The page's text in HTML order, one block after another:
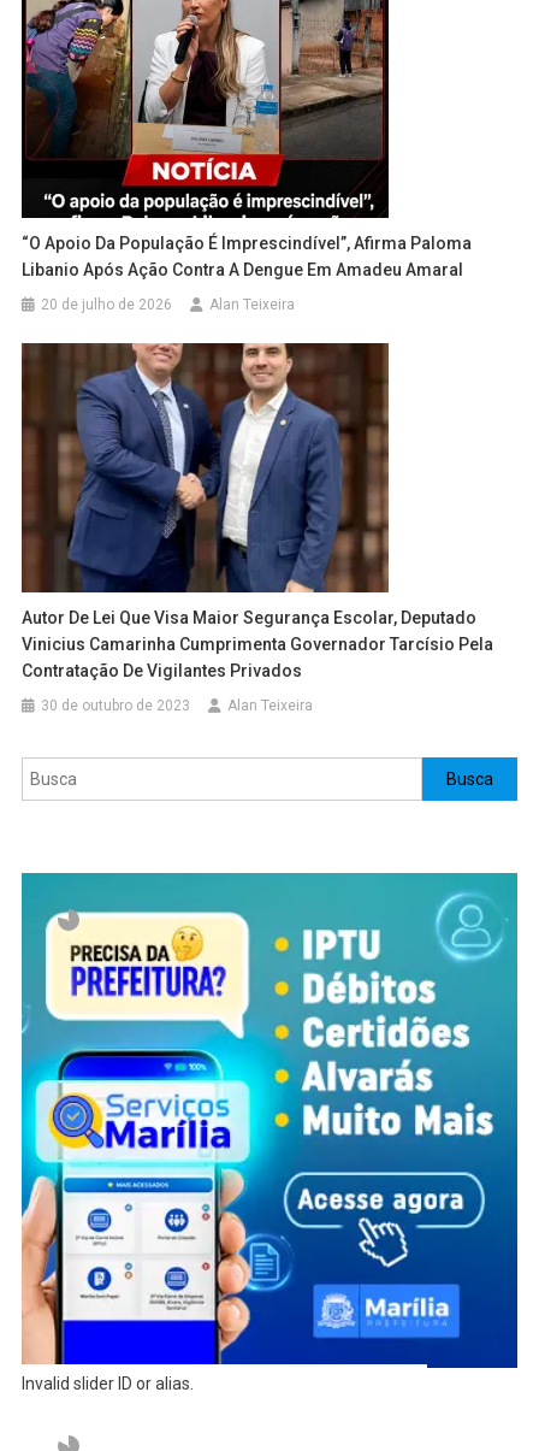
“O Apoio Da População É Imprescindível”, Afirma Paloma
Libanio Após Ação Contra A Dengue Em Amadeu Amaral
20 de julho de 2026 Alan Teixeira
Autor De Lei Que Visa Maior Segurança Escolar, Deputado
Vinicius Camarinha Cumprimenta Governador Tarcísio Pela
Contratação De Vigilantes Privados
30 de outubro de 2023 Alan Teixeira
Pesquisar Busca
Invalid slider ID or alias.